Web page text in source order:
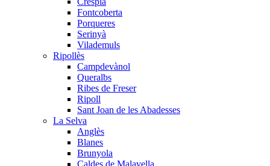
Fontcoberta
Porqueres
Serinyà
Vilademuls
Ripollès
Campdevànol
Queralbs
Ribes de Freser
Ripoll
Sant Joan de les Abadesses
La Selva
Anglès
Blanes
Brunyola
Caldes de Malavella